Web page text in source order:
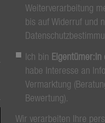
Weiterverarbeitung
bis auf Widerruf und
Ich bin
habe Interesse an
Vermarktung
Bewertung).
Wir verarbeiten Ihre